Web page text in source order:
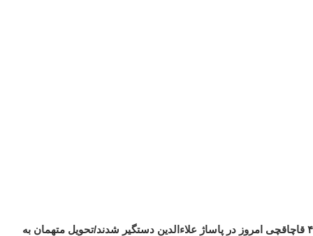
۴ قاچاقچی امروز در پاساژ علاء‌الدین دستگیر شدند/تحویل متهمان به